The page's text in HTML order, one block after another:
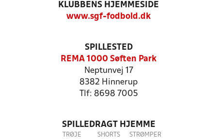
KLUBBENS HJEMMESIDE
www.sgf-fodbold.dk
SPILLESTED
REMA 1000 Søften Park
Neptunvej 17
8382 Hinnerup
Tlf: 8698 7005
SPILLEDRAGT HJEMME
TRØJE SHORTS STRØMPER